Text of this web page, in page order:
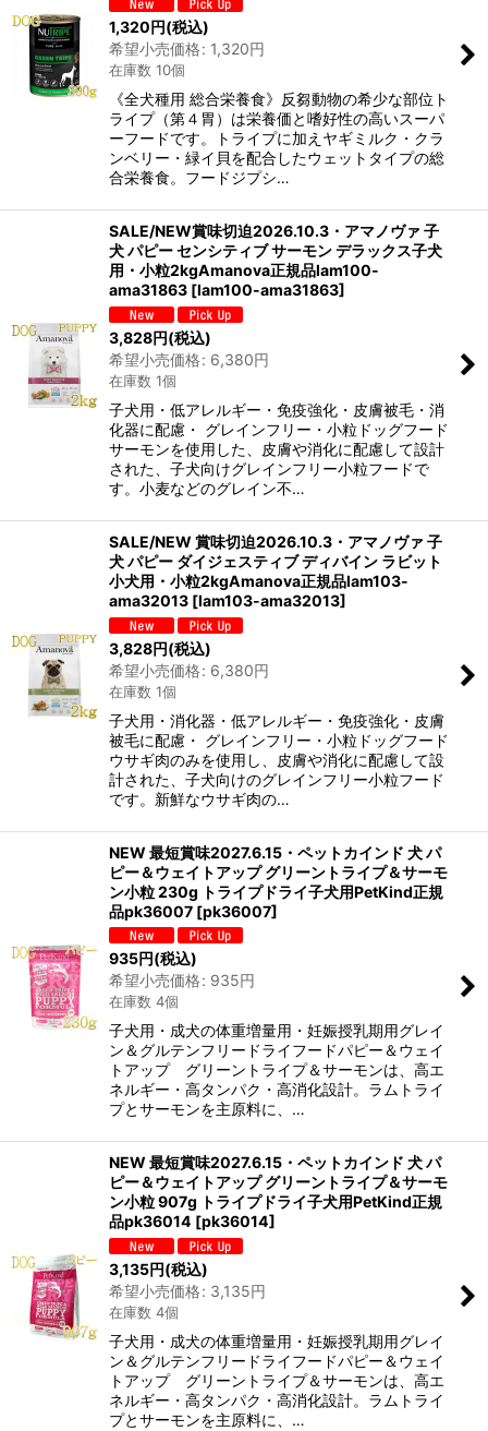
1,320円(税込)
希望小売価格: 1,320円
在庫数 10個
《全犬種用 総合栄養食》反芻動物の希少な部位ト
ライプ（第４胃）は栄養価と嗜好性の高いスーパ
ーフードです。トライプに加えヤギミルク・クラ
ンベリー・緑イ貝を配合したウェットタイプの総
合栄養食。フードジプシ…
SALE/NEW賞味切迫2026.10.3・アマノヴァ 子
犬 パピー センシティブ サーモン デラックス子犬
用・小粒2kgAmanova正規品lam100-
ama31863 [lam100-ama31863]
3,828円(税込)
希望小売価格: 6,380円
在庫数 1個
子犬用・低アレルギー・免疫強化・皮膚被毛・消
化器に配慮・ グレインフリー・小粒ドッグフード
サーモンを使用した、皮膚や消化に配慮して設計
された、子犬向けグレインフリー小粒フードで
す。小麦などのグレイン不…
SALE/NEW 賞味切迫2026.10.3・アマノヴァ 子
犬 パピー ダイジェスティブ ディバイン ラビット
小犬用・小粒2kgAmanova正規品lam103-
ama32013 [lam103-ama32013]
3,828円(税込)
希望小売価格: 6,380円
在庫数 1個
子犬用・消化器・低アレルギー・免疫強化・皮膚
被毛に配慮・ グレインフリー・小粒ドッグフード
ウサギ肉のみを使用し、皮膚や消化に配慮して設
計された、子犬向けのグレインフリー小粒フード
です。新鮮なウサギ肉の…
NEW 最短賞味2027.6.15・ペットカインド 犬 パ
ピー＆ウェイトアップ グリーントライプ＆サーモ
ン小粒 230g トライプドライ子犬用PetKind正規
品pk36007 [pk36007]
935円(税込)
希望小売価格: 935円
在庫数 4個
子犬用・成犬の体重増量用・妊娠授乳期用グレイ
ン＆グルテンフリードライフードパピー＆ウェイ
トアップ グリーントライプ＆サーモンは、高エ
ネルギー・高タンパク・高消化設計。ラムトライ
プとサーモンを主原料に、…
NEW 最短賞味2027.6.15・ペットカインド 犬 パ
ピー＆ウェイトアップ グリーントライプ＆サーモ
ン小粒 907g トライプドライ子犬用PetKind正規
品pk36014 [pk36014]
3,135円(税込)
希望小売価格: 3,135円
在庫数 4個
子犬用・成犬の体重増量用・妊娠授乳期用グレイ
ン＆グルテンフリードライフードパピー＆ウェイ
トアップ グリーントライプ＆サーモンは、高エ
ネルギー・高タンパク・高消化設計。ラムトライ
プとサーモンを主原料に、…